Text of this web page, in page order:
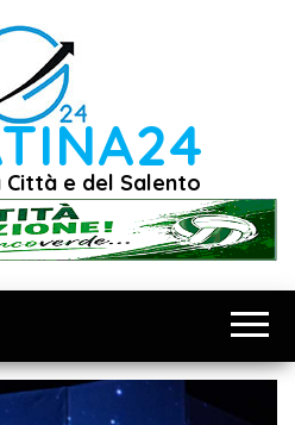
Città e del Salento